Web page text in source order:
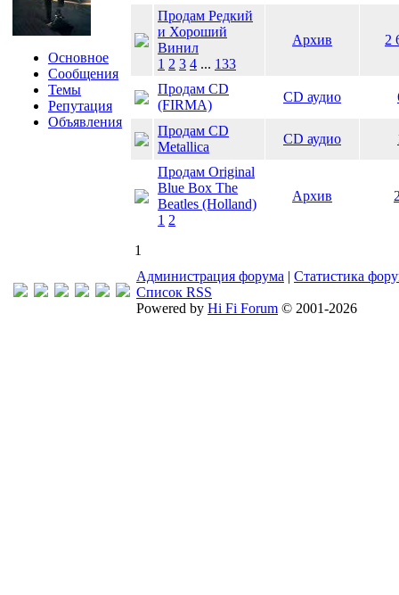
Основное
Сообщения
Темы
Репутация
Объявления
Продам Редкий
и Хороший
Винил
1 2 3 4 ... 133
Архив 2
Продам CD
(FIRMA)
СD аудио
Продам CD
Metallica
СD аудио
Продам Original
Blue Box The
Beatles (Holland)
1 2
Архив
1
Администрация форума | Статистика
Список RSS
Powered by Hi Fi Forum © 2001-2026